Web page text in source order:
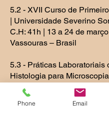
5.2 - XVII Curso de
| Universidade Severino
C.H: 41h | 13 a 24 de
Vassouras – Brasil
5.3 - Práticas Laboratoriais
Histologia para
Claro |
Universidade Severino
10h | 08 de maio a 19 de
Phone Email